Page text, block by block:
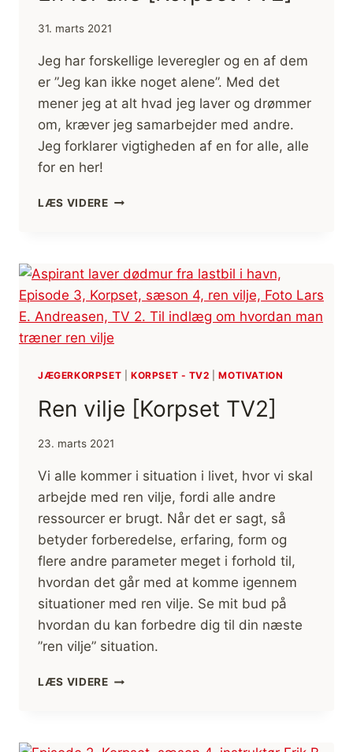
31. marts 2021
Jeg har forskellige leveregler og en af dem
er ”Jeg kan ikke noget alene”. Med det
mener jeg at alt hvad jeg laver og drømmer
om, kræver jeg samarbejder med andre.
Jeg forklarer vigtigheden af en for alle, alle
for en her!
LÆS VIDEREEN
JÆGERKORPSET KORPSET - TV2 |MOTIVATION
Ren vilje [Korpset TV2]
23. marts 2021
Vi alle kommer i situation i livet, hvor vi skal
arbejde med ren vilje, fordi alle andre
ressourcer er brugt. Når det er sagt, så
betyder forberedelse, erfaring, form og
flere andre parameter meget i forhold til,
hvordan det går med at komme igennem
situationer med ren vilje. Se mit bud på
hvordan du kan forbedre dig til din næste
”ren vilje” situation.
LÆS VIDEREREN